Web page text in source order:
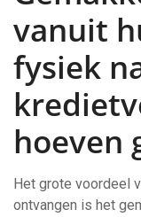
vanuit
fysiek
hoeven
Het grote voordeel
ontvangen is het